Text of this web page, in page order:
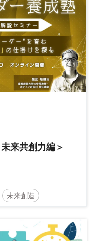
来共創力編＞
未来創造